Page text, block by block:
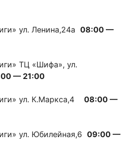
ул. Ленина,24а 08:00 —
ТЦ «Шифа», ул.
— 21:00
ул. К.Маркса,4 08:00 —
ул. Юбилейная,6 09:00 —